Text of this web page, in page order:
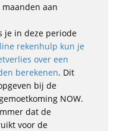
aan
je in deze periode
rekenhulp kun je
over een
berekenen. Dit
bij de
NOW.
dat de
voor de